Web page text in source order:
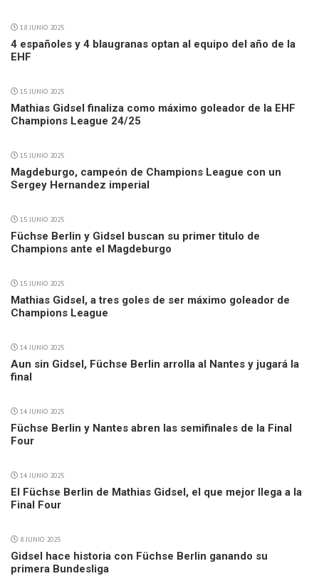
18 JUNIO 2025
4 españoles y 4 blaugranas optan al equipo del año de la
EHF
15 JUNIO 2025
Mathias Gidsel finaliza como máximo goleador de la EHF
Champions League 24/25
15 JUNIO 2025
Magdeburgo, campeón de Champions League con un
Sergey Hernandez imperial
15 JUNIO 2025
Füchse Berlin y Gidsel buscan su primer titulo de
Champions ante el Magdeburgo
15 JUNIO 2025
Mathias Gidsel, a tres goles de ser máximo goleador de
Champions League
14 JUNIO 2025
Aun sin Gidsel, Füchse Berlin arrolla al Nantes y jugará la
final
14 JUNIO 2025
Füchse Berlin y Nantes abren las semifinales de la Final
Four
14 JUNIO 2025
El Füchse Berlin de Mathias Gidsel, el que mejor llega a la
Final Four
8 JUNIO 2025
Gidsel hace historia con Füchse Berlin ganando su
primera Bundesliga